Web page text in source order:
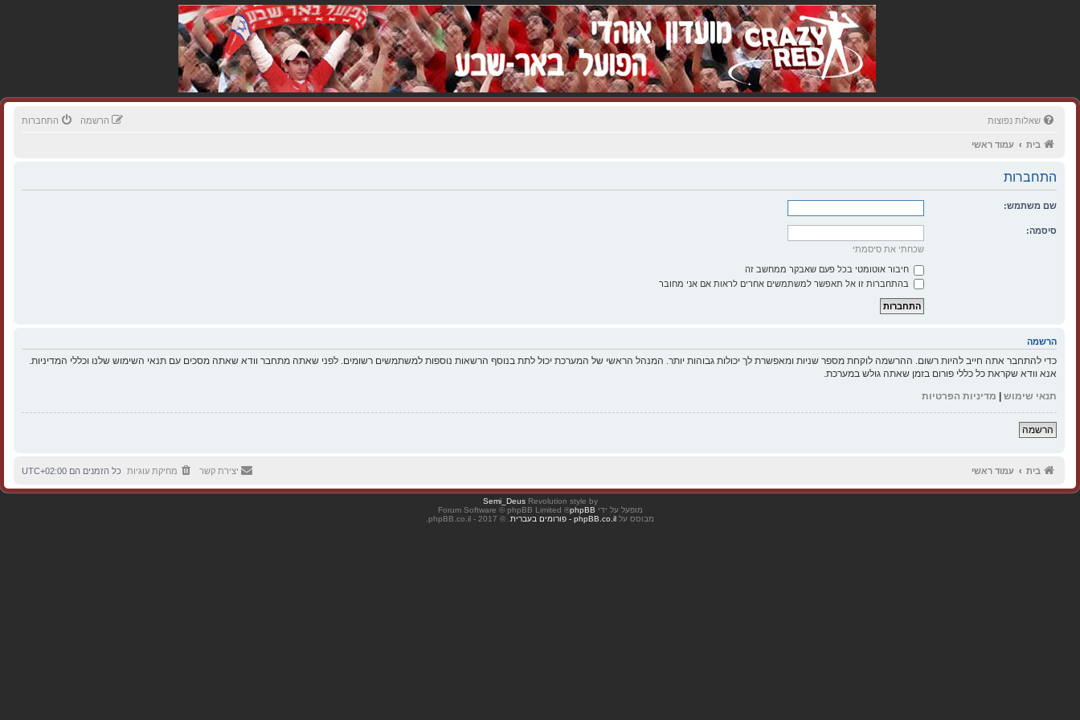
שאלות נפוצות התחברות הרשמה
בית עמוד ראשי
התחברות
שם משתמש:
סיסמה:
שכחתי את סיסמתי
חיבור אוטומטי בכל פעם שאבקר ממחשב זה
בהתחברות זו אל תאפשר למשתמשים אחרים לראות אם אני מחובר
הרשמה
כדי להתחבר אתה חייב להיות רשום. ההרשמה לוקחת מספר שניות ומאפשרת לך יכולות גבוהות יותר. המנהל הראשי של המערכת יכול לתת בנוסף הרשאות נוספות למשתמשים רשומים. לפני שאתה מתחבר וודא שאתה מסכים עם תנאי השימוש שלנו וכללי המדיניות.
אנא וודא שקראת כל כללי פורום בזמן שאתה גולש במערכת.
תנאי שימוש | מדיניות הפרטיות
הרשמה
בית עמוד ראשי כל הזמנים הם UTC+02:00 מחיקת עוגיות יצירת קשר
Revolution style by
Semi_Deus
מופעל על ידי phpBB
® Forum Software © phpBB Limited
מבוסס על phpBB.co.il - פורומים בעברית . © 2017 - phpBB.co.il.